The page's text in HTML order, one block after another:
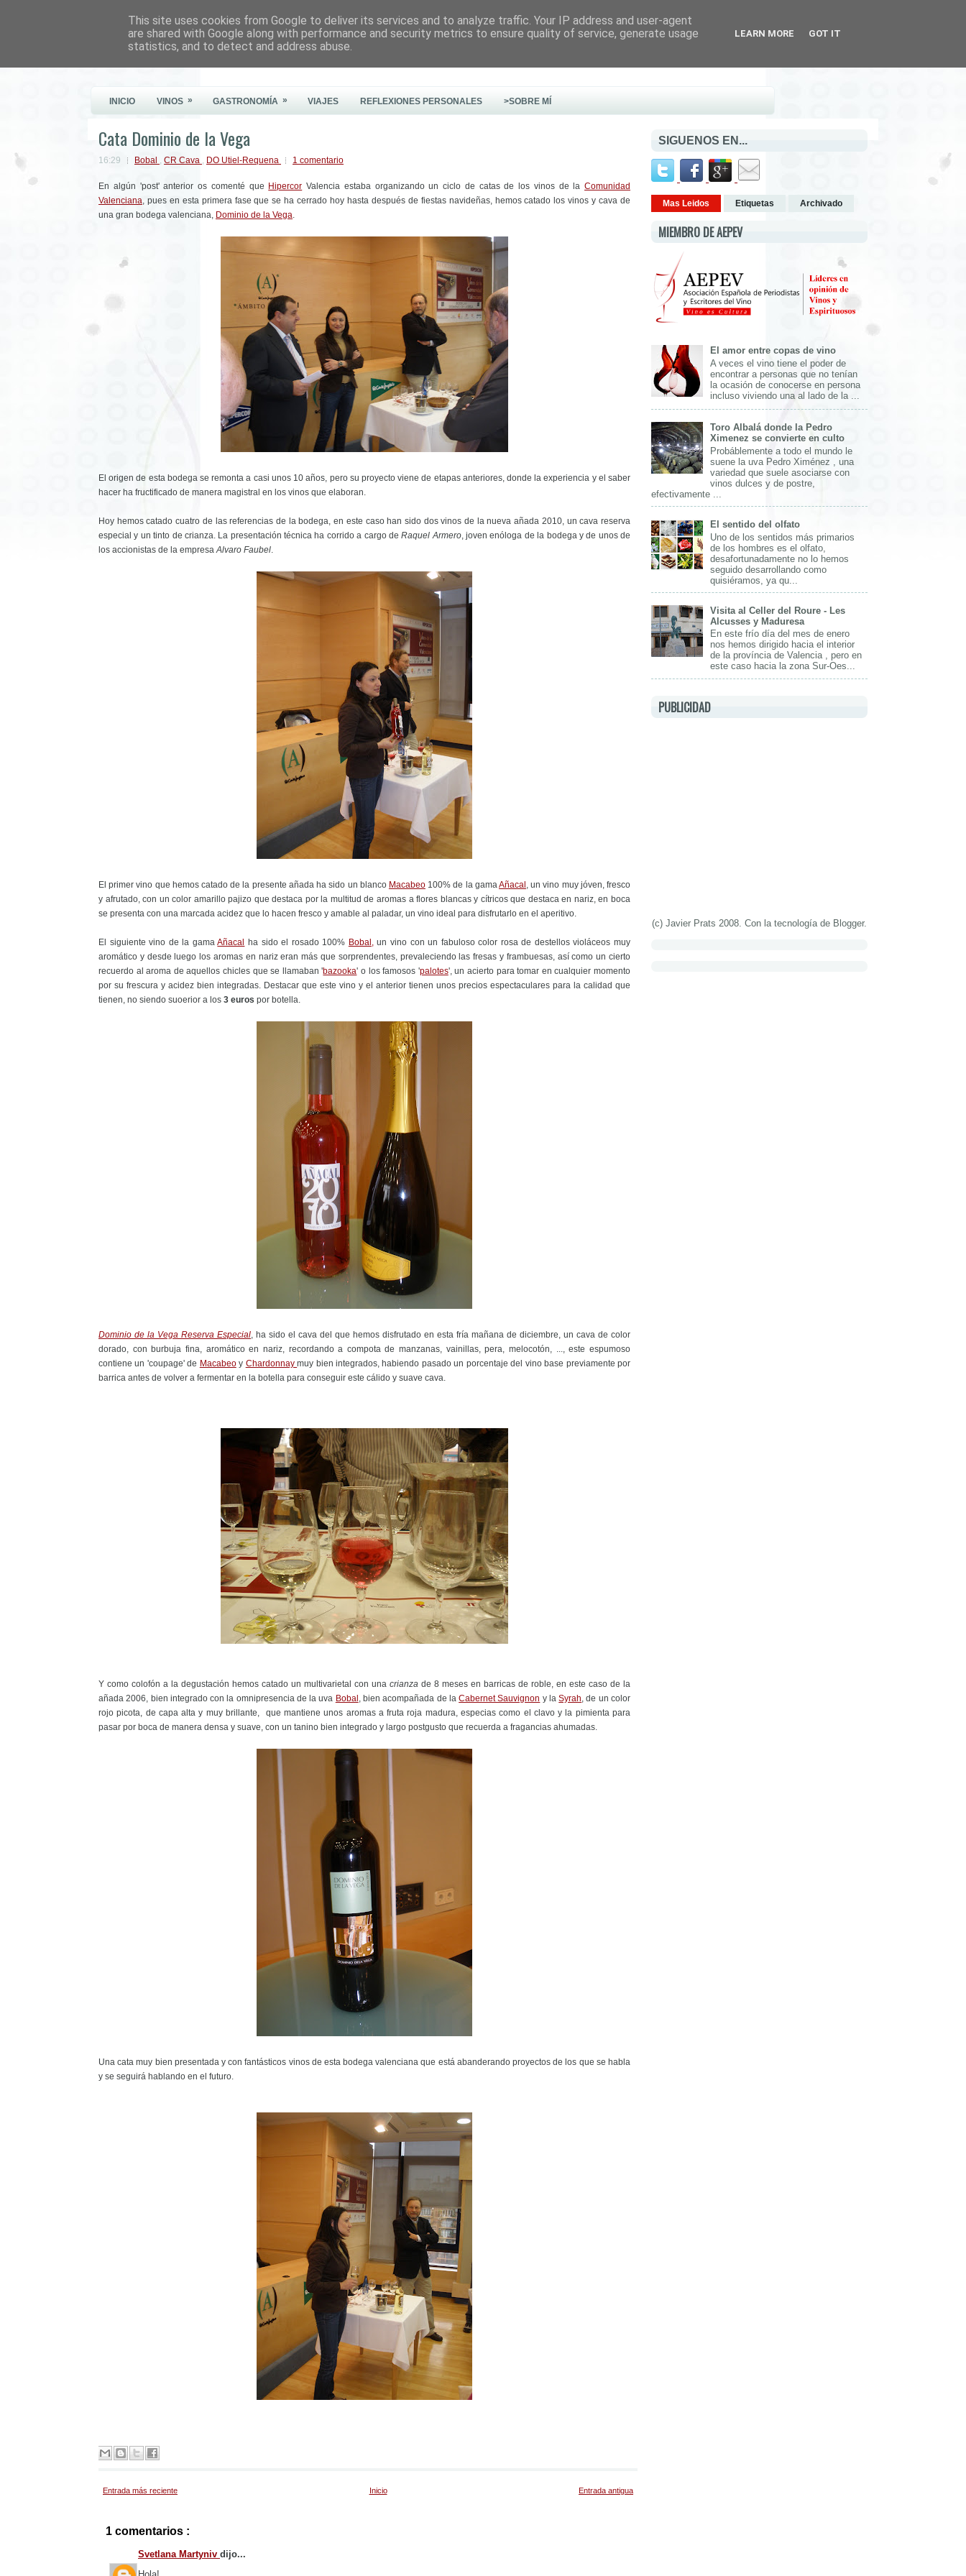
Este Vino Me Gusta
INICIO VINOS » GASTRONOMÍA » VIAJES REFLEXIONES PERSONALES >SOBRE MÍ
Cata Dominio de la Vega
16:29 Bobal , CR Cava , DO Utiel-Requena 1 comentario
En algún 'post' anterior os comenté que Hipercor Valencia estaba organizando un ciclo de catas de los vinos de la Comunidad
Valenciana, pues en esta primera fase que se ha cerrado hoy hasta después de fiestas navideñas, hemos catado los vinos y cava de
una gran bodega valenciana, Dominio de la Vega.
El origen de esta bodega se remonta a casi unos 10 años, pero su proyecto viene de etapas anteriores, donde la experiencia y el saber
hacer ha fructificado de manera magistral en los vinos que elaboran.
Hoy hemos catado cuatro de las referencias de la bodega, en este caso han sido dos vinos de la nueva añada 2010, un cava reserva
especial y un tinto de crianza. La presentación técnica ha corrido a cargo deRaquel Armero, joven enóloga de la bodega y de unos de
los accionistas de la empresaAlvaro Faubel.
El primer vino que hemos catado de la presente añada ha sido un blanco Macabeo100% de la gamaAñacal , un vino muy jóven, fresco
y afrutado, con un color amarillo pajizo que destaca por la multitud de aromas a flores blancas y cítricos que destaca en nariz, en boca
se presenta con una marcada acidez que lo hacen fresco y amable al paladar, un vino ideal para disfrutarlo en el aperitivo.
El siguiente vino de la gamaAñacal ha sido el rosado 100% Bobal,un vino con un fabuloso color rosa de destellos violáceos muy
aromático y desde luego los aromas en nariz eran más que sorprendentes, prevaleciendo las fresas y frambuesas, así como un cierto
recuerdo al aroma de aquellos chicles que se llamaban 'bazooka' o los famosos 'palotes', un acierto para tomar en cualquier momento
por su frescura y acidez bien integradas. Destacar que este vino y el anterior tienen unos precios espectaculares para la calidad que
tienen, no siendo suoerior a los 3 euros por botella.
Dominio de la Vega Reserva Especial, ha sido el cava del que hemos disfrutado en esta fría mañana de diciembre, un cava de color
dorado, con burbuja fina, aromático en nariz, recordando a compota de manzanas, vainillas, pera, melocotón, ..., este espumoso
contiene un 'coupage' de Macabeoy Chardonnaymuy bien integrados, habiendo pasado un porcentaje del vino base previamente por
barrica antes de volver a fermentar en la botella para conseguir este cálido y suave cava.
Y como colofón a la degustación hemos catado un multivarietal con una crianza de 8 meses en barricas de roble, en este caso de la
añada 2006, bien integrado con la omnipresencia de la uva Bobal , bien acompañada de laCabernet Sauvignon y laSyrah, de un color
rojo picota, de capa alta y muy brillante, que mantiene unos aromas a fruta roja madura, especias como el clavo y la pimienta para
pasar por boca de manera densa y suave, con un tanino bien integrado y largo postgusto que recuerda a fragancias ahumadas.
Una cata muy bien presentada y con fantásticos vinos de esta bodega valenciana que está abanderando proyectos de los que se habla
y se seguirá hablando en el futuro.
Entrada más reciente Entrada antigua
Inicio
1 comentarios :
Svetlana Martyniv dijo...
SIGUENOS EN...
Mas Leidos Etiquetas Archivado
MIEMBRO DE AEPEV
El amor entre copas de vino
A veces el vino tiene el poder de
encontrar a personas que no tenían
la ocasión de conocerse en persona
incluso viviendo una al lado de la ...
Toro Albalá donde la Pedro
Ximenez se convierte en culto
Probáblemente a todo el mundo le
suene la uva Pedro Ximénez , una
variedad que suele asociarse con
vinos dulces y de postre,
efectivamente ...
El sentido del olfato
Uno de los sentidos más primarios
de los hombres es el olfato,
desafortunadamente no lo hemos
seguido desarrollando como
quisiéramos, ya qu...
Visita al Celler del Roure - Les
Alcusses y Maduresa
En este frío día del mes de enero
nos hemos dirigido hacia el interior
de la província de Valencia , pero en
este caso hacia la zona Sur-Oes...
PUBLICIDAD
(c) Javier Prats 2008. Con la tecnología de Blogger.
This site uses cookies from Google to deliver its services and to analyze traffic. Your IP address and user-agent
are shared with Google along with performance and security metrics to ensure quality of service, generate usage
statistics, and to detect and address abuse.
LEARN MORE GOT IT